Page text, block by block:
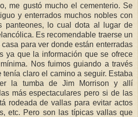
me gustó mucho el cementerio. Se
y enterrados muchos nobles con
panteones, lo cual dota al lugar de
Es recomendable traerse un
para ver donde están enterradas
ya que la información que se ofrece
Nos fuimos guiando a través
tenía claro el camino a seguir. Estaba
la tumba de Jim Morrison y allí
más espectaculares pero si de las
rodeada de vallas para evitar actos
etc. Pero son las típicas vallas que